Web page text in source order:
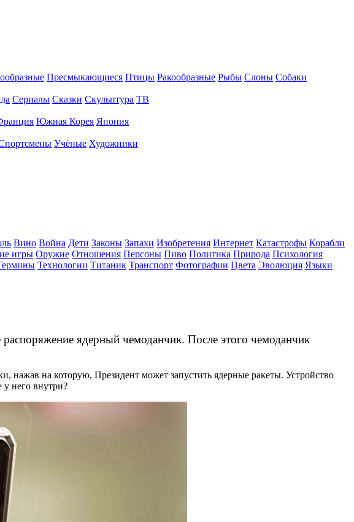
Пресмыкающиеся Птицы Ракообразные Рыбы Слоны Собаки
Сериалы Сказки Скульптура ТВ
Южная Корея Япония
Учёные Художники
Вино Война Дети Законы Запахи Изобретения Интернет Катастрофы Корабли
игры Оружие Отношения Персоны Пиво Политика Природа Психология
Технологии Титаник Транспорт Фотографии Цвета Эволюция Языки
ядерный чемоданчик. После этого чемоданчик
нажав на которую, Президент может запустить ядерные ракеты. Устройство
у него внутри?